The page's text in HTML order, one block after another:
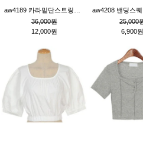
36,000원
12,000원
25,000
6,900원